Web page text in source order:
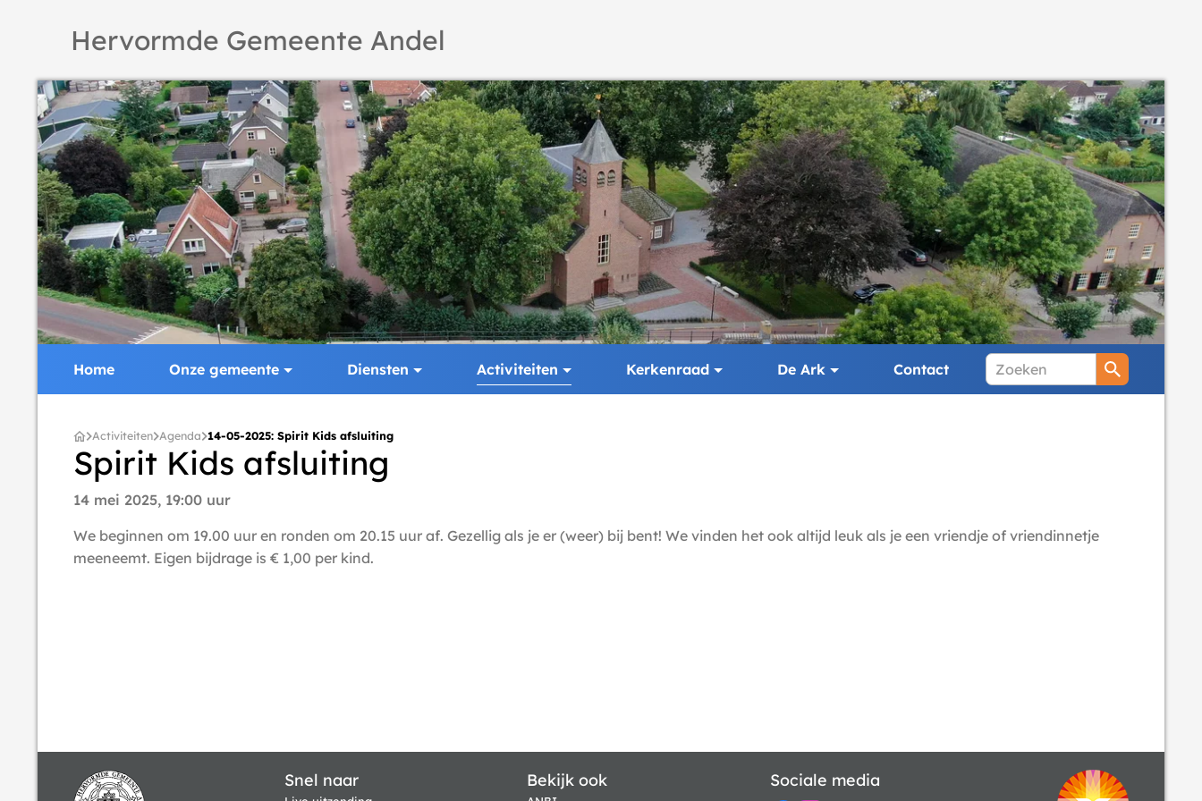
Hervormde Gemeente Andel
Home Onze gemeente Diensten Activiteiten Kerkenraad De Ark Contact
Activiteiten Agenda 14-05-2025: Spirit Kids afsluiting
Spirit Kids afsluiting
14 mei 2025, 19:00 uur
We beginnen om 19.00 uur en ronden om 20.15 uur af. Gezellig als je er (weer) bij bent! We vinden het ook altijd leuk als je een vriendje of vriendinnetje
meeneemt. Eigen bijdrage is € 1,00 per kind.
Snel naar Bekijk ook Sociale media